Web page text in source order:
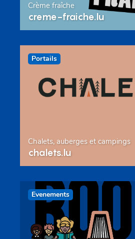
Crème fraîche
creme-fraiche.lu
Portails
Chalets, auberges et campings
chalets.lu
Evenements